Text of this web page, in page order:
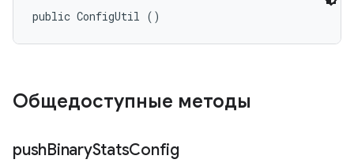
public ConfigUtil ()
Общедоступные методы
pushBinaryStatsConfig